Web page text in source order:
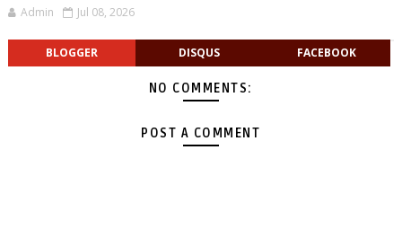
Admin Jul 08, 2026
BLOGGER DISQUS FACEBOOK
NO COMMENTS:
POST A COMMENT